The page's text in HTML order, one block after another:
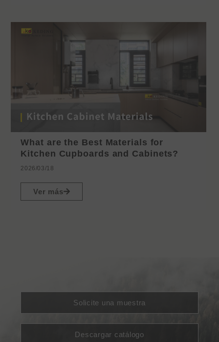
What are the Best Materials for
Kitchen Cupboards and Cabinets?
2026/03/18
Ver más
Solicite una muestra
Descargar catálogo